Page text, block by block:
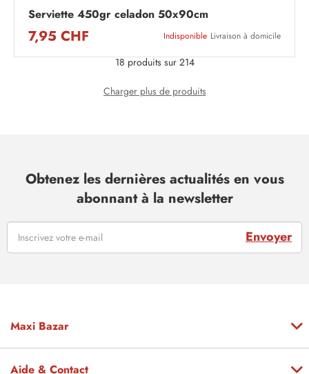
Serviette 450gr celadon 50x90cm
7,95 CHF Indisponible Livraison à domicile
18 produits sur 214
Charger plus de produits
Obtenez les dernières actualités en vous
abonnant à la newsletter
Envoyer
Maxi Bazar
Aide & Contact